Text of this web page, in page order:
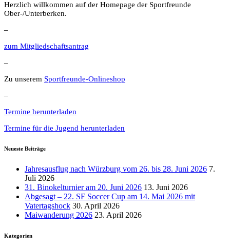
Herzlich willkommen auf der Homepage der Sportfreunde
Ober-/Unterberken.
–
zum Mitgliedschaftsantrag
–
Zu unserem Sportfreunde-Onlineshop
–
Termine herunterladen
Termine für die Jugend herunterladen
Neueste Beiträge
Jahresausflug nach Würzburg vom 26. bis 28. Juni 2026 7.
Juli 2026
31. Binokelturnier am 20. Juni 2026 13. Juni 2026
Abgesagt – 22. SF Soccer Cup am 14. Mai 2026 mit
Vatertagshock 30. April 2026
Maiwanderung 2026 23. April 2026
Kategorien